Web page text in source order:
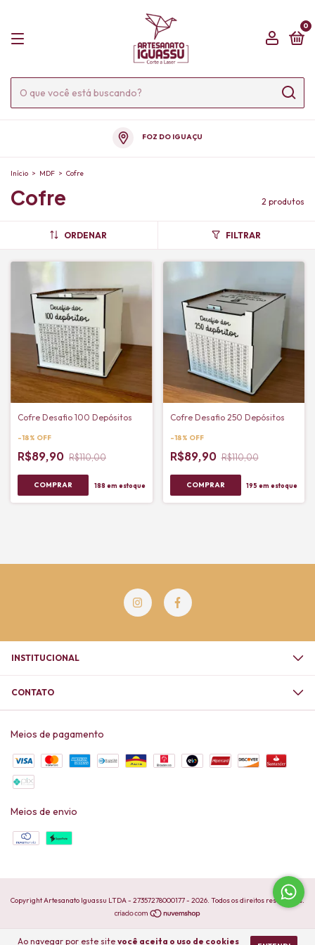
0
FOZ DO IGUAÇU
Ao navegar por este site você aceita o uso de cookies
Início > MDF > Cofre
Cofre 2 produtos
ORDENAR FILTRAR
Cofre Desafio 100 Depósitos
-18% OFF
R$89,90 R$110,00
188em estoque
Cofre Desafio 250 Depósitos
-18% OFF
R$89,90 R$110,00
195 em estoque
INSTITUCIONAL
CONTATO
Meios de pagamento
Meios de envio
Copyright Artesanato Iguassu LTDA - 27357278000177 - 2026. Todos os direitos reservados.